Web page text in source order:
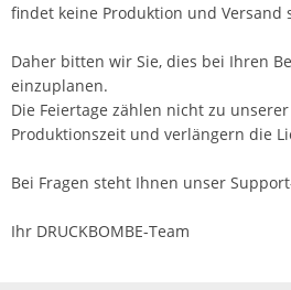
findet keine Produktion und Versand
Daher bitten wir Sie, dies bei Ihren
einzuplanen.
Die Feiertage zählen nicht zu
Produktionszeit und verlängern die
Bei Fragen steht Ihnen unser
Ihr DRUCKBOMBE-Team